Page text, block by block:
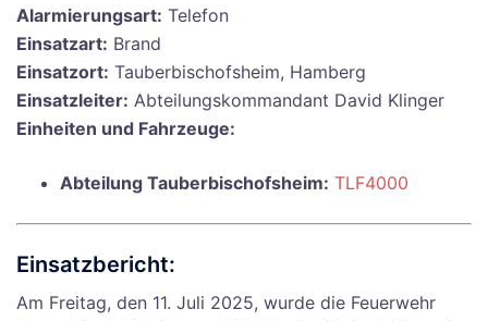
Alarmierungsart: Telefon
Einsatzart: Brand
Einsatzort: Tauberbischofsheim, Hamberg
Einsatzleiter: Abteilungskommandant David Klinger
Einheiten und Fahrzeuge:
Abteilung Tauberbischofsheim: TLF4000
Einsatzbericht:
Am Freitag, den 11. Juli 2025, wurde die Feuerwehr